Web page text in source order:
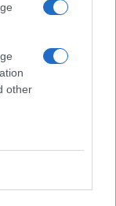
other
della
alle
dei
risk
istituzione
realizzato